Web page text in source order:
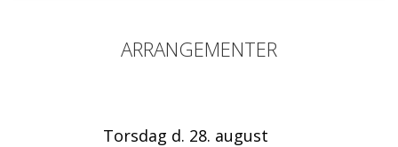
ARRANGEMENTER
Torsdag d. 28. august